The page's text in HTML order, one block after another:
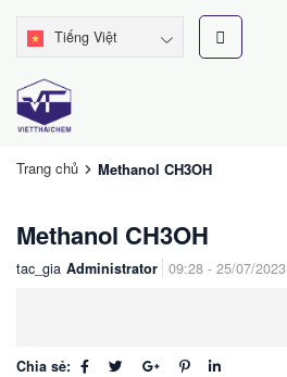
Tiếng Việt
Trang chủ Methanol CH3OH
Methanol CH3OH
tac_gia Administrator 09:28 - 25/07/2023
Chia sẻ: